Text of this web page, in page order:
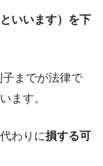
いいます）を下
までが法律で
ます。
わりに損する可